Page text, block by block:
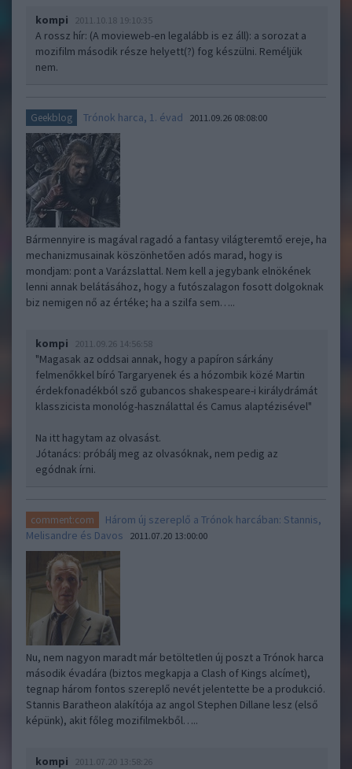
kompi 2011.10.18 19:10:35
A rossz hír: (A movieweb-en legalább is ez áll): a sorozat a
mozifilm második része helyett(?) fog készülni. Reméljük
nem.
Geekblog Trónok harca, 1. évad 2011.09.26 08:08:00
Bármennyire is magával ragadó a fantasy világteremtő ereje, ha
mechanizmusainak köszönhetően adós marad, hogy is
mondjam: pont a Varázslattal. Nem kell a jegybank elnökének
lenni annak belátásához, hogy a futószalagon fosott dolgoknak
biz nemigen nő az értéke; ha a szilfa sem…..
kompi 2011.09.26 14:56:58
"Magasak az oddsai annak, hogy a papíron sárkány
felmenőkkel bíró Targaryenek és a hózombik közé Martin
érdekfonadékból sző gubancos shakespeare-i királydrámát
klasszicista monológ-használattal és Camus alaptézisével"
Na itt hagytam az olvasást.
Jótanács: próbálj meg az olvasóknak, nem pedig az
egódnak írni.
comment:com
Három új szereplő a Trónok harcában: Stannis,
Melisandre és Davos
2011.07.20 13:00:00
Nu, nem nagyon maradt már betöltetlen új poszt a Trónok harca
második évadára (biztos megkapja a Clash of Kings alcímet),
tegnap három fontos szereplő nevét jelentette be a produkció.
Stannis Baratheon alakítója az angol Stephen Dillane lesz (első
képünk), akit főleg mozifilmekből…..
kompi 2011.07.20 13:58:26